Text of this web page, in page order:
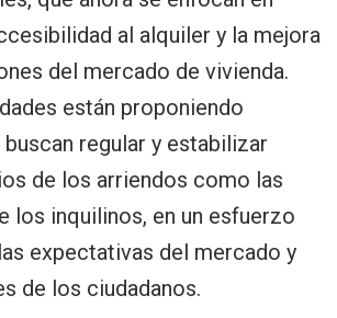
al alquiler y la mejora
del mercado de vivienda.
están proponiendo
regular y estabilizar
de los arriendos como las
los inquilinos, en un esfuerzo
expectativas del mercado y
de los ciudadanos.